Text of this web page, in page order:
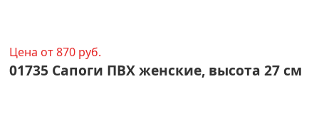
Цена от 870 руб.
01735 Сапоги ПВХ женские, высота 27 см